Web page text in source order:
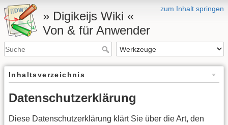
zum Inhalt springen
» Digikeijs Wiki «
Von & für Anwender
Inhaltsverzeichnis
Datenschutzerklärung
Diese Datenschutzerklärung klärt Sie über die Art, den